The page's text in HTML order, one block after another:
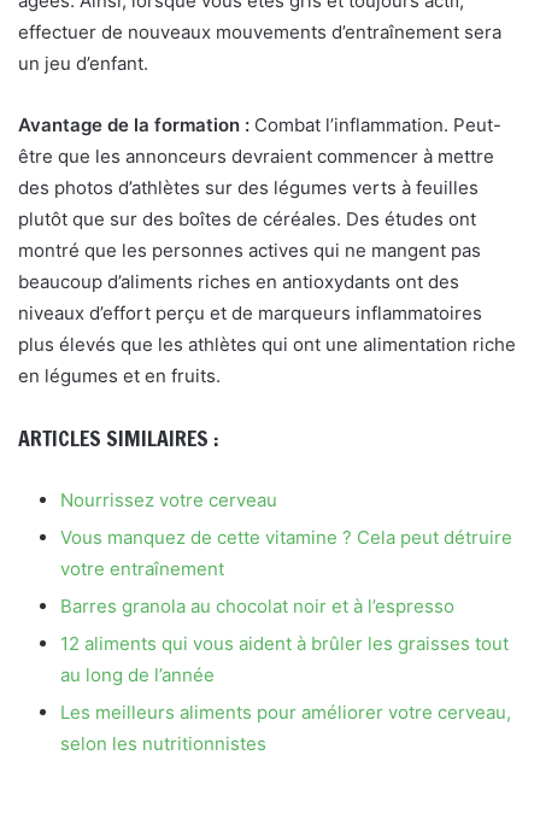
effectuer de nouveaux mouvements d’entraînement sera
un jeu d’enfant.
Avantage de la formation : Combat l’inflammation. Peut-
être que les annonceurs devraient commencer à mettre
des photos d’athlètes sur des légumes verts à feuilles
plutôt que sur des boîtes de céréales. Des études ont
montré que les personnes actives qui ne mangent pas
beaucoup d’aliments riches en antioxydants ont des
niveaux d’effort perçu et de marqueurs inflammatoires
plus élevés que les athlètes qui ont une alimentation riche
en légumes et en fruits.
ARTICLES SIMILAIRES :
Nourrissez votre cerveau
Vous manquez de cette vitamine ? Cela peut détruire
votre entraînement
Barres granola au chocolat noir et à l’espresso
12 aliments qui vous aident à brûler les graisses tout
au long de l’année
Les meilleurs aliments pour améliorer votre cerveau,
selon les nutritionnistes